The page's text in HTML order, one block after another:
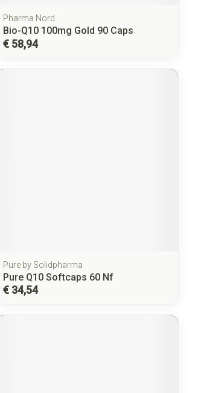
Pharma Nord
Bio-Q10 100mg Gold 90 Caps
€ 58,94
Pure by Solidpharma
Pure Q10 Softcaps 60 Nf
€ 34,54